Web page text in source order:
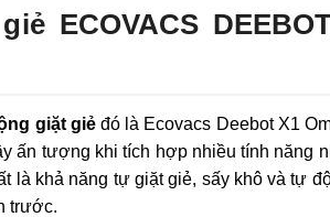
ECOVACS
giặt giẻđó là Ecovacs Deebot X1
ấn tượng khi tích hợp nhiều tính năng
là khả năng tự giặt giẻ, sấy khô và tự
trước.